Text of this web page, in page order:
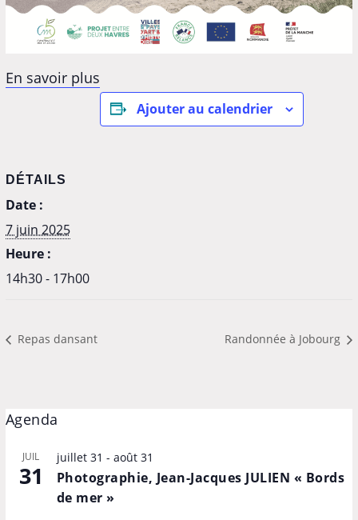
En savoir plus
Ajouter au calendrier
DÉTAILS
Date :
7 juin 2025
Heure :
14h30 - 17h00
Repas dansant Randonnée à Jobourg
Agenda
JUIL
31
juillet 31 - août 31
Photographie, Jean-Jacques JULIEN « Bords
de mer »